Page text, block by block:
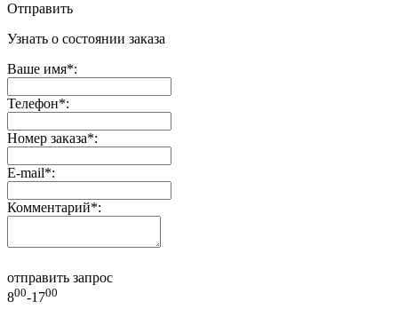
Отправить
Узнать о состоянии заказа
Ваше имя*:
Телефон*:
Номер заказа*:
E-mail*:
Комментарий*:
отправить запрос
800-1700